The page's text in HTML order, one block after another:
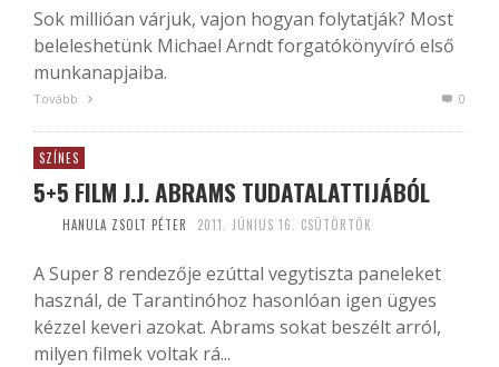
Sok millióan várjuk, vajon hogyan folytatják? Most
beleleshetünk Michael Arndt forgatókönyvíró első
munkanapjaiba.
Tovább 0
SZÍNES
5+5 FILM J.J. ABRAMS TUDATALATTIJÁBÓL
HANULA ZSOLT PÉTER 2011. JÚNIUS 16. CSÜTÖRTÖK
A Super 8 rendezője ezúttal vegytiszta paneleket
használ, de Tarantinóhoz hasonlóan igen ügyes
kézzel keveri azokat. Abrams sokat beszélt arról,
milyen filmek voltak rá...